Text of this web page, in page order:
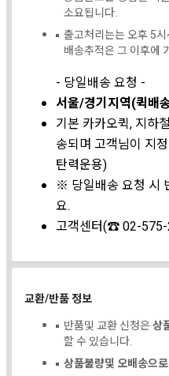
소요됩니다.
출고처리는는 오후 5
배송추적은 그 이후에
- 당일배송 요청 -
서울/경기지역(퀵배
기본 카카오퀵, 지하
송되며 고객님이 지
탄력운용)
※ 당일배송 요청 시
요.
고객센터(☎ 02-
교환/반품 정보
반품및 교환 신청은상
할 수 있습니다.
상품불량및 오배송으